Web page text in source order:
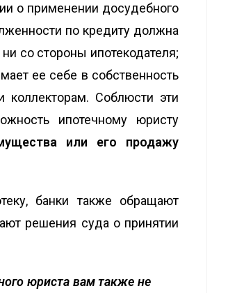
о применении досудебного
по кредиту должна
со стороны ипотекодателя;
ее себе в собственность
Соблюсти эти
ипотечному юристу
или его продажу
банки также обращают
решения суда о принятии
юриста вам также не